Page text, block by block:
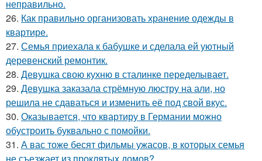
неправильно.
26. Как правильно организовать хранение одежды в
квартире.
27. Семья приехала к бабушке и сделала ей уютный
деревенский ремонтик.
28. Девушка свою кухню в сталинке переделывает.
29. Девушка заказала стрёмную люстру на али, но
решила не сдаваться и изменить её под свой вкус.
30. Оказывается, что квартиру в Германии можно
обустроить буквально с помойки.
31. А вас тоже бесят фильмы ужасов, в которых семья
не съезжает из проклятых домов?